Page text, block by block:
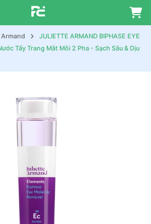
JULIETTE ARMAND BIPHASE EYE
Tẩy Trang Mắt Môi 2 Pha - Sạch Sâu & Dịu